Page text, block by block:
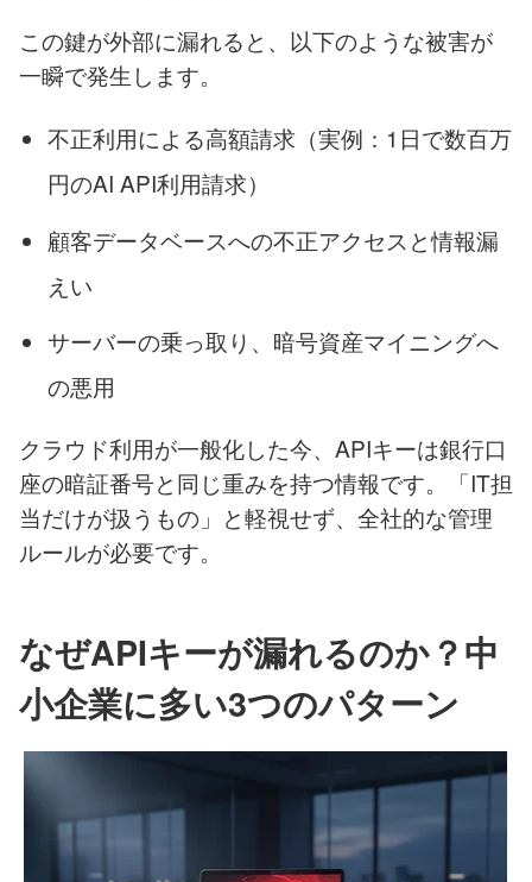
この鍵が外部に漏れると、以下のような被害が
一瞬で発生します。
不正利用による高額請求（実例：1日で数百万
円のAI API利用請求）
顧客データベースへの不正アクセスと情報漏
えい
サーバーの乗っ取り、暗号資産マイニングへ
の悪用
クラウド利用が一般化した今、APIキーは銀行口
座の暗証番号と同じ重みを持つ情報です。「IT担
当だけが扱うもの」と軽視せず、全社的な管理
ルールが必要です。
なぜAPIキーが漏れるのか？中
小企業に多い3つのパターン